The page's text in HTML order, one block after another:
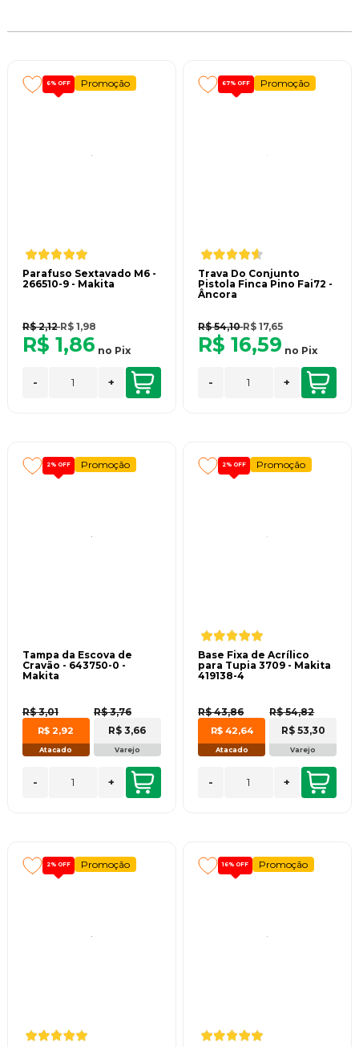
6% OFF Promoção
Parafuso Sextavado M6 -
266510-9 - Makita
R$ 2,12R$ 1,98
R$ 1,86 no Pix
- +
67% OFF Promoção
Trava Do Conjunto
Pistola Finca Pino Fai72 -
ncora
R$ 54,10R$ 17,65
R$ 16,59 no Pix
- +
2% OFF Promoção
Tampa da Escova de
Cravão - 643750-0 -
Makita
R$ 3,01
R$ 2,92
Atacado
R$ 3,76
R$ 3,66
Varejo
- +
2% OFF Promoção
Base Fixa de Acrílico
para Tupia 3709 - Makita
419138-4
R$ 43,86
R$ 42,64
Atacado
R$ 54,82
R$ 53,30
Varejo
- +
2% OFF Promoção 16% OFF Promoção